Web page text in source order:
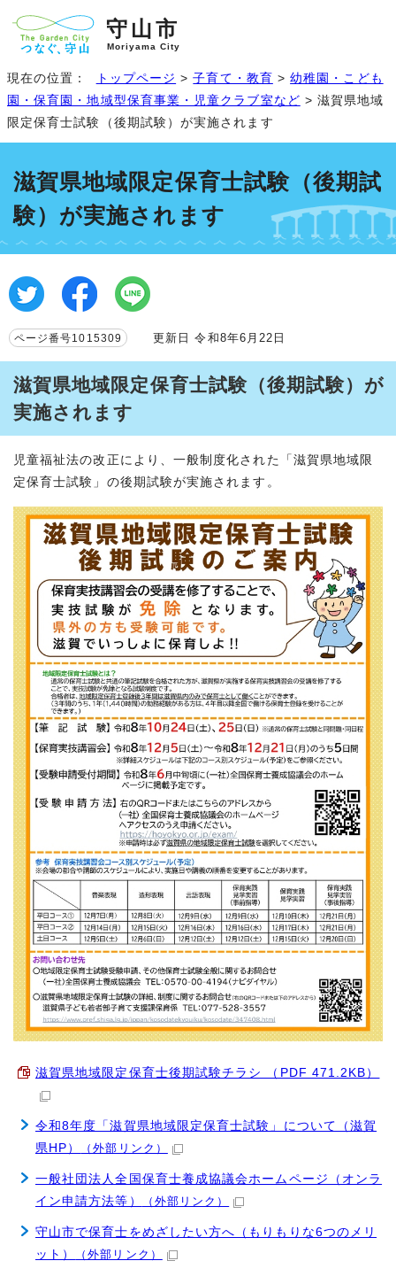
守山市
Moriyama City
現在の位置： トップページ >子育て・教育 >幼稚園・こども
園・保育園・地域型保育事業・児童クラブ室など > 滋賀県地域
限定保育士試験（後期試験）が実施されます
滋賀県地域限定保育士試験（後期試
験）が実施されます
ページ番号1015309 更新日 令和8年6月22日
滋賀県地域限定保育士試験（後期試験）が
実施されます
児童福祉法の改正により、一般制度化された「滋賀県地域限
定保育士試験」の後期試験が実施されます。
滋賀県地域限定保育士後期試験チラシ （PDF 471.2KB）
令和8年度「滋賀県地域限定保育士試験」について（滋賀
県HP）
（外部リンク）
一般社団法人全国保育士養成協議会ホームページ（オンラ
イン申請方法等）
（外部リンク）
守山市で保育士をめざしたい方へ（もりもりな6つのメリ
ット）
（外部リンク）